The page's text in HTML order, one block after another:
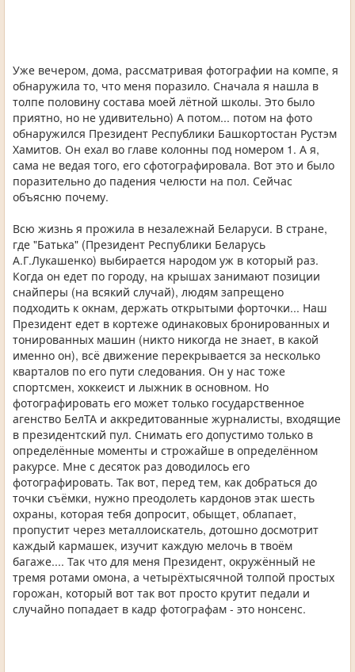
Уже вечером, дома, рассматривая фотографии на компе, я
обнаружила то, что меня поразило. Сначала я нашла в
толпе половину состава моей лётной школы. Это было
приятно, но не удивительно) А потом... потом на фото
обнаружился Президент Республики Башкортостан Рустэм
Хамитов. Он ехал во главе колонны под номером 1. А я,
сама не ведая того, его сфотографировала. Вот это и было
поразительно до падения челюсти на пол. Сейчас
объясню почему.
Всю жизнь я прожила в незалежнай Беларуси. В стране,
где "Батька" (Президент Республики Беларусь
А.Г.Лукашенко) выбирается народом уж в который раз.
Когда он едет по городу, на крышах занимают позиции
снайперы (на всякий случай), людям запрещено
подходить к окнам, держать открытыми форточки... Наш
Президент едет в кортеже одинаковых бронированных и
тонированных машин (никто никогда не знает, в какой
именно он), всё движение перекрывается за несколько
кварталов по его пути следования. Он у нас тоже
спортсмен, хоккеист и лыжник в основном. Но
фотографировать его может только государственное
агенство БелТА и аккредитованные журналисты, входящие
в президентский пул. Снимать его допустимо только в
определённые моменты и строжайше в определённом
ракурсе. Мне с десяток раз доводилось его
фотографировать. Так вот, перед тем, как добраться до
точки съёмки, нужно преодолеть кардонов этак шесть
охраны, которая тебя допросит, обыщет, облапает,
пропустит через металлоискатель, дотошно досмотрит
каждый кармашек, изучит каждую мелочь в твоём
багаже.... Так что для меня Президент, окружённый не
тремя ротами омона, а четырёхтысячной толпой простых
горожан, который вот так вот просто крутит педали и
случайно попадает в кадр фотографам - это нонсенс.